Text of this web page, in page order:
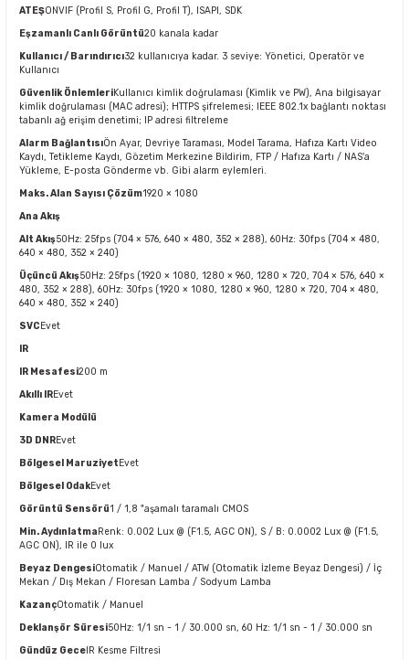
ATEŞONVIF (Profil S, Profil G, Profil T), ISAPI, SDK
Eşzamanlı Canlı Görüntü20 kanala kadar
Kullanıcı / Barındırıcı32 kullanıcıya kadar. 3 seviye: Yönetici, Operatör ve
Kullanıcı
Güvenlik ÖnlemleriKullanıcı kimlik doğrulaması (Kimlik ve PW), Ana bilgisayar
kimlik doğrulaması (MAC adresi); HTTPS şifrelemesi; IEEE 802.1x bağlantı noktası
tabanlı ağ erişim denetimi; IP adresi filtreleme
Alarm BağlantısıÖn Ayar, Devriye Taraması, Model Tarama, Hafıza Kartı Video
Kaydı, Tetikleme Kaydı, Gözetim Merkezine Bildirim, FTP / Hafıza Kartı / NAS'a
Yükleme, E-posta Gönderme vb. Gibi alarm eylemleri.
Maks. Alan Sayısı Çözüm1920 × 1080
Ana Akış
Alt Akış50Hz: 25fps (704 × 576, 640 × 480, 352 × 288), 60Hz: 30fps (704 × 480,
640 × 480, 352 × 240)
Üçüncü Akış50Hz: 25fps (1920 × 1080, 1280 × 960, 1280 × 720, 704 × 576, 640 ×
480, 352 × 288), 60Hz: 30fps (1920 × 1080, 1280 × 960, 1280 × 720, 704 × 480,
640 × 480, 352 × 240)
SVCEvet
IR
IR Mesafesi200 m
Akıllı IREvet
Kamera Modülü
3D DNREvet
Bölgesel MaruziyetEvet
Bölgesel OdakEvet
Görüntü Sensörü1 / 1,8 "aşamalı taramalı CMOS
Min. AydınlatmaRenk: 0.002 Lux @ (F1.5, AGC ON), S / B: 0.0002 Lux @ (F1.5,
AGC ON), IR ile 0 lux
Beyaz DengesiOtomatik / Manuel / ATW (Otomatik İzleme Beyaz Dengesi) / İç
Mekan / Dış Mekan / Floresan Lamba / Sodyum Lamba
KazançOtomatik / Manuel
Deklanşör Süresi50Hz: 1/1 sn - 1 / 30.000 sn, 60 Hz: 1/1 sn - 1 / 30.000 sn
Gündüz GeceIR Kesme Filtresi